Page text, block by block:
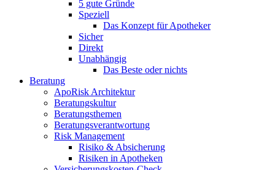
5 gute Gründe
Speziell
Das Konzept für Apotheker
Sicher
Direkt
Unabhängig
Das Beste oder nichts
Beratung
ApoRisk Architektur
Beratungskultur
Beratungsthemen
Beratungsverantwortung
Risk Management
Risiko & Absicherung
Risiken in Apotheken